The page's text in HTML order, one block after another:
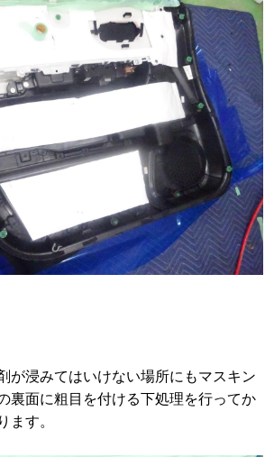
が浸みてはいけない場所にもマスキン
裏面に粗目を付ける下処理を行ってか
ます。